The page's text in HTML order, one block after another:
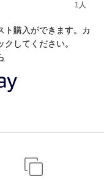
1人
ト購入ができます。カ
してください。